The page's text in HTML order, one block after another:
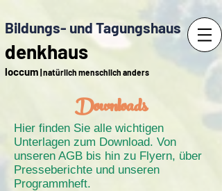
denkhaus
loccum | natürlich menschlich anders
Bildungs- und Tagungshaus
Downloads
Hier finden Sie alle wichtigen
Unterlagen zum Download. Von
unseren AGB bis hin zu Flyern, über
Presseberichte und unseren
Programmheft.